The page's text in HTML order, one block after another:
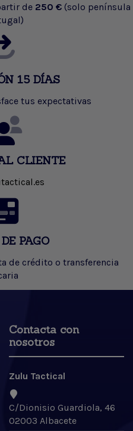
de 250 € (solo península
15 DÍAS
tus expectativas
CLIENTE
PAGO
de crédito o transferencia
Contacta con
nosotros
Zulu Tactical
C/Dionisio Guardiola, 46
02003 Albacete